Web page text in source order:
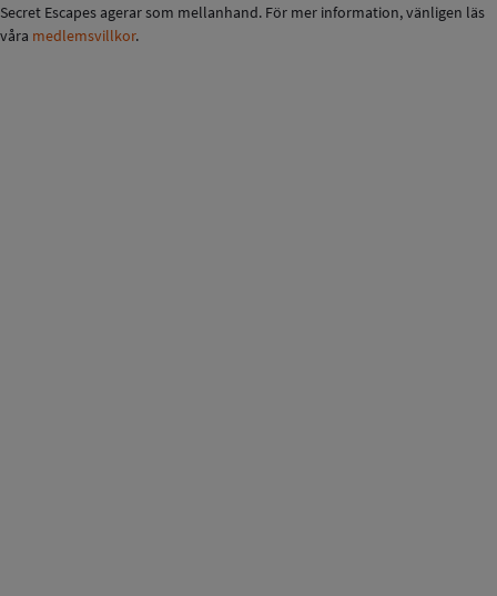
Secret Escapes agerar som mellanhand. För mer information, vänligen läs
våra medlemsvillkor.